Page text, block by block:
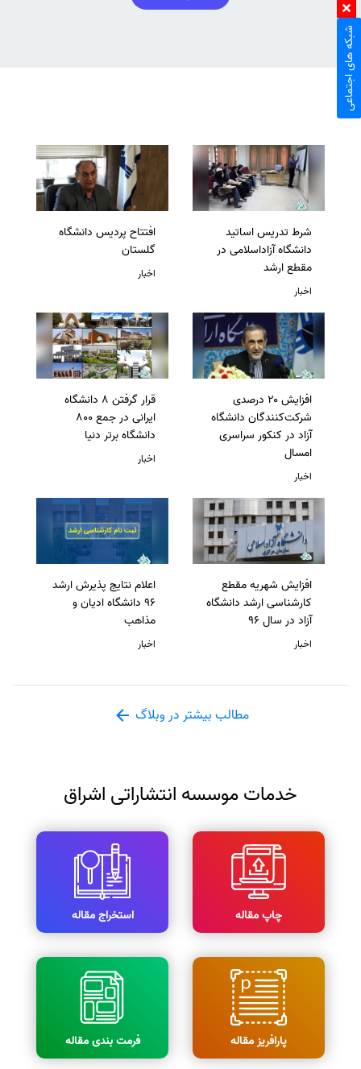
شرط تدریس اساتید
دانشگاه آزاداسلامی در
مقطع ارشد
اخبار
افتتاح پردیس دانشگاه
گلستان
اخبار
افزایش ۲۰ درصدی
شرکت‌کنندگان دانشگاه
آزاد در کنکور سراسری
امسال
اخبار
قرار گرفتن 8 دانشگاه
ایرانی در جمع 800
دانشگاه برتر دنیا
اخبار
افزایش شهریه مقطع
کارشناسی ارشد دانشگاه
آزاد در سال 96
اخبار
اعلام نتایج پذیرش ارشد
96 دانشگاه ادیان و
مذاهب
اخبار
مطالب بیشتر در وبلاگ
خدمات موسسه انتشاراتی اشراق
چاپ مقاله استخراج مقاله
پارافریز مقاله فرمت بندی مقاله
شبکه های اجتماعی